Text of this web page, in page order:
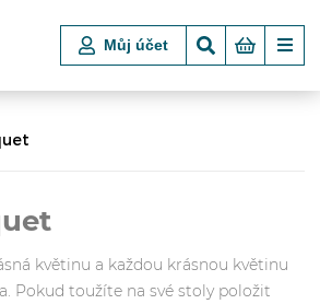
Můj účet
květinu a každou krásnou květinu
Pokud toužíte na své stoly položit